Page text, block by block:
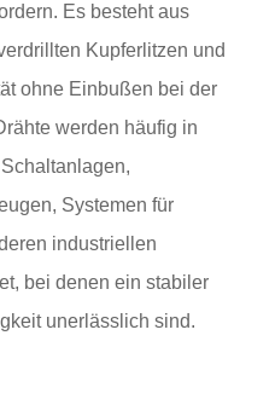
Es besteht aus
Kupferlitzen und
ohne Einbußen bei der
werden häufig in
Systemen für
industriellen
bei denen ein stabiler
unerlässlich sind.